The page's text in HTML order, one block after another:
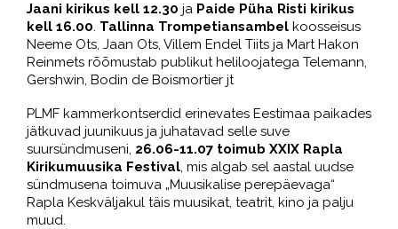
Jaani kirikus kell 12.30 ja Paide Püha Risti kirikus
kell 16.00. Tallinna Trompetiansambel koosseisus
Neeme Ots, Jaan Ots, Villem Endel Tiits ja Mart Hakon
Reinmets rõõmustab publikut heliloojatega Telemann,
Gershwin, Bodin de Boismortier jt
PLMF kammerkontserdid erinevates Eestimaa paikades
jätkuvad juunikuus ja juhatavad selle suve
suursündmuseni, 26.06-11.07 toimub XXIX Rapla
Kirikumuusika Festival, mis algab sel aastal uudse
sündmusena toimuva „Muusikalise perepäevaga“
Rapla Keskväljakul täis muusikat, teatrit, kino ja palju
muud.